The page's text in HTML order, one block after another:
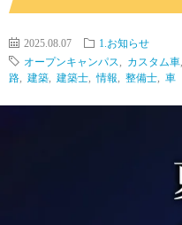
2025.08.07
1.お知らせ
オープンキャンパス
カスタム車
路
建築 建築士 ,情報 整備士 車